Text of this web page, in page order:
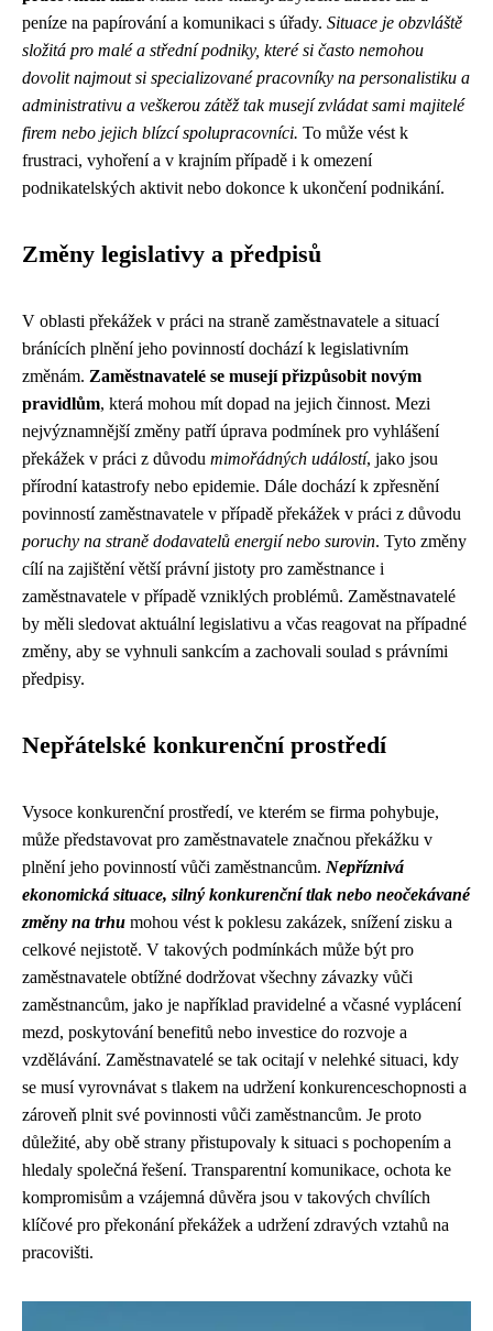
peníze na papírování a komunikaci s úřady. Situace je obzvláště
složitá pro malé a střední podniky, které si často nemohou
dovolit najmout si specializované pracovníky na personalistiku a
administrativu a veškerou zátěž tak musejí zvládat sami majitelé
firem nebo jejich blízcí spolupracovníci. To může vést k
frustraci, vyhoření a v krajním případě i k omezení
podnikatelských aktivit nebo dokonce k ukončení podnikání.
Změny legislativy a předpisů
V oblasti překážek v práci na straně zaměstnavatele a situací
bránících plnění jeho povinností dochází k legislativním
změnám. Zaměstnavatelé se musejí přizpůsobit novým
pravidlům, která mohou mít dopad na jejich činnost. Mezi
nejvýznamnější změny patří úprava podmínek pro vyhlášení
překážek v práci z důvodu mimořádných událostí, jako jsou
přírodní katastrofy nebo epidemie. Dále dochází k zpřesnění
povinností zaměstnavatele v případě překážek v práci z důvodu
poruchy na straně dodavatelů energií nebo surovin. Tyto změny
cílí na zajištění větší právní jistoty pro zaměstnance i
zaměstnavatele v případě vzniklých problémů. Zaměstnavatelé
by měli sledovat aktuální legislativu a včas reagovat na případné
změny, aby se vyhnuli sankcím a zachovali soulad s právními
předpisy.
Nepřátelské konkurenční prostředí
Vysoce konkurenční prostředí, ve kterém se firma pohybuje,
může představovat pro zaměstnavatele značnou překážku v
plnění jeho povinností vůči zaměstnancům. Nepříznivá
ekonomická situace, silný konkurenční tlak nebo neočekávané
změny na trhu mohou vést k poklesu zakázek, snížení zisku a
celkové nejistotě. V takových podmínkách může být pro
zaměstnavatele obtížné dodržovat všechny závazky vůči
zaměstnancům, jako je například pravidelné a včasné vyplácení
mezd, poskytování benefitů nebo investice do rozvoje a
vzdělávání. Zaměstnavatelé se tak ocitají v nelehké situaci, kdy
se musí vyrovnávat s tlakem na udržení konkurenceschopnosti a
zároveň plnit své povinnosti vůči zaměstnancům. Je proto
důležité, aby obě strany přistupovaly k situaci s pochopením a
hledaly společná řešení. Transparentní komunikace, ochota ke
kompromisům a vzájemná důvěra jsou v takových chvílích
klíčové pro překonání překážek a udržení zdravých vztahů na
pracovišti.